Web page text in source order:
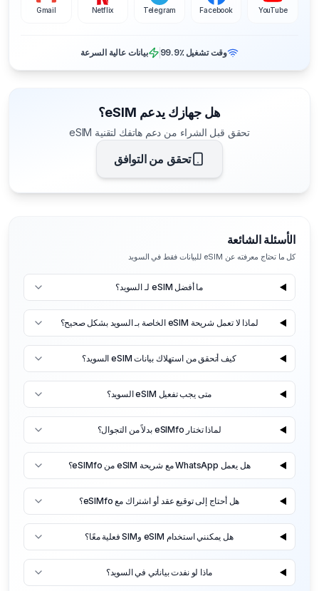
YouTube
Facebook
Telegram
Netflix
Gmail
وقت تشغيل ‎99.9٪ بيانات عالية السرعة
هل جهازك يدعم eSIM؟
تحقق قبل الشراء من دعم هاتفك لتقنية eSIM
تحقق من التوافق
الأسئلة الشائعة
كل ما تحتاج معرفته عن eSIM للبيانات فقط في السويد
ما أفضل eSIM لـ السويد؟
لماذا لا تعمل شريحة eSIM الخاصة بـ السويد بشكل صحيح؟
كيف أتحقق من استهلاك بيانات eSIM السويد؟
متى يجب تفعيل eSIM السويد؟
لماذا تختار eSIMfo بدلاً من التجوال؟
هل يعمل WhatsApp مع شريحة eSIM من eSIMfo؟
هل أحتاج إلى توقيع عقد أو اشتراك مع eSIMfo؟
هل يمكنني استخدام eSIM وSIM فعلية معًا؟
ماذا لو نفدت بياناتي في السويد؟